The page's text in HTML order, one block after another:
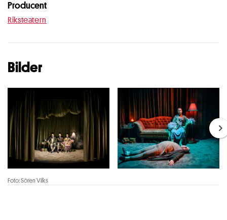
Producent
Riksteatern
Bilder
Foto: Sören Vilks